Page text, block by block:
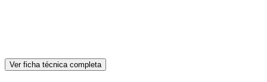
Ver ficha técnica completa